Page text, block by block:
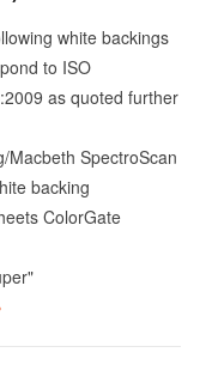
white backings
to ISO
as quoted further
Macbeth SpectroScan
backing
ColorGate